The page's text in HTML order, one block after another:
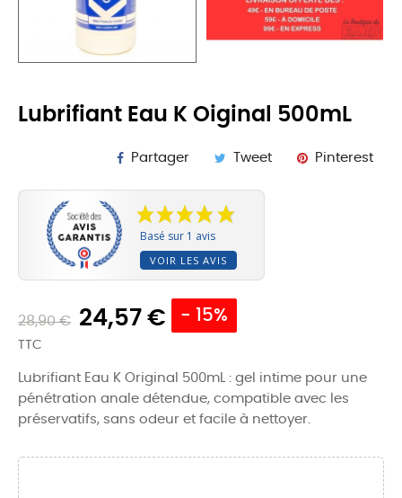
Lubrifiant Eau K Oiginal 500mL
Partager Tweet Pinterest
Basé sur 1 avis
VOIR LES AVIS
28,90 € 24,57 € - 15%
TTC
Lubrifiant Eau K Original 500mL : gel intime pour une
pénétration anale détendue, compatible avec les
préservatifs, sans odeur et facile à nettoyer.